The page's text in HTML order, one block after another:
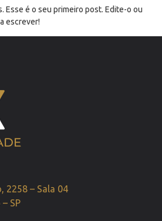
Esse é o seu primeiro post. Edite-o ou
escrever!
2258 – Sala 04
SP